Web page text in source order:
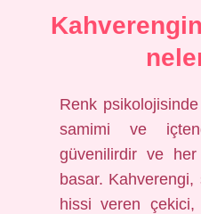
Renk
samimi ve
güvenilirdir ve
basar.
hissi veren